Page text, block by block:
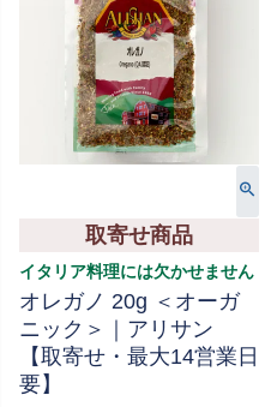
取寄せ商品
イタリア料理には欠かせません
オレガノ 20g ＜オーガ
ニック＞｜アリサン
【取寄せ・最大14営業日
要】